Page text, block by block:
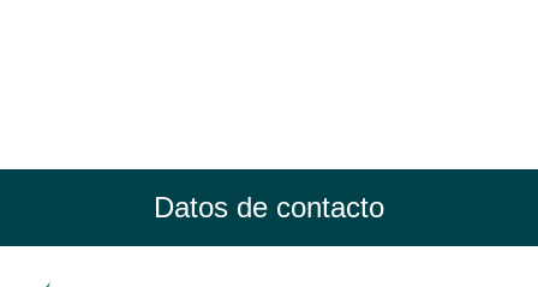
Datos de contacto